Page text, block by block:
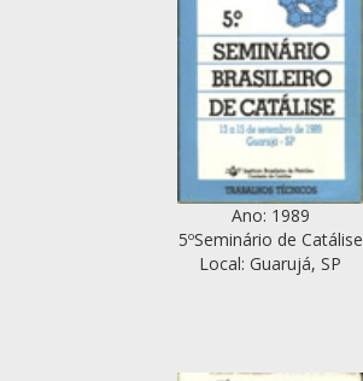
Ano: 1989
5ºSeminário de Catálise
Local: Guarujá, SP